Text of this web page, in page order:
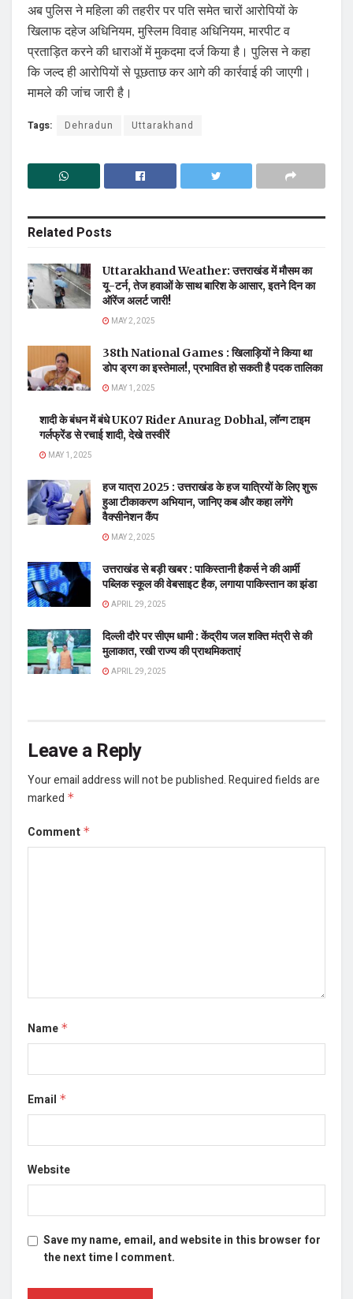
अब पुलिस ने महिला की तहरीर पर पति समेत चारों आरोपियों के
खिलाफ दहेज अधिनियम, मुस्लिम विवाह अधिनियम, मारपीट व
प्रताड़ित करने की धाराओं में मुकदमा दर्ज किया है। पुलिस ने कहा
कि जल्द ही आरोपियों से पूछताछ कर आगे की कार्रवाई की जाएगी।
मामले की जांच जारी है।
Tags: Dehradun Uttarakhand
Related Posts
Uttarakhand Weather: उत्तराखंड में मौसम का
यू-टर्न, तेज हवाओं के साथ बारिश के आसार, इतने दिन का
ऑरेंज अलर्ट जारी!
MAY 2, 2025
38th National Games : खिलाड़ियों ने किया था
डोप ड्रग का इस्तेमाल!, प्रभावित हो सकती है पदक तालिका
MAY 1, 2025
शादी के बंधन में बंधे UK07 Rider Anurag Dobhal, लॉन्ग टाइम
गर्लफ्रेंड से रचाई शादी, देखे तस्वीरें
MAY 1, 2025
हज यात्रा 2025 : उत्तराखंड के हज यात्रियों के लिए शुरू
हुआ टीकाकरण अभियान, जानिए कब और कहा लगेंगे
वैक्सीनेशन कैंप
MAY 2, 2025
उत्तराखंड से बड़ी खबर : पाकिस्तानी हैकर्स ने की आर्मी
पब्लिक स्कूल की वेबसाइट हैक, लगाया पाकिस्तान का झंडा
APRIL 29, 2025
दिल्ली दौरे पर सीएम धामी : केंद्रीय जल शक्ति मंत्री से की
मुलाकात, रखी राज्य की प्राथमिकताएं
APRIL 29, 2025
Leave a Reply
Your email address will not be published.Required fields are
marked *
Comment *
Name *
Email *
Website
Save my name, email, and website in this browser for
the next time I comment.